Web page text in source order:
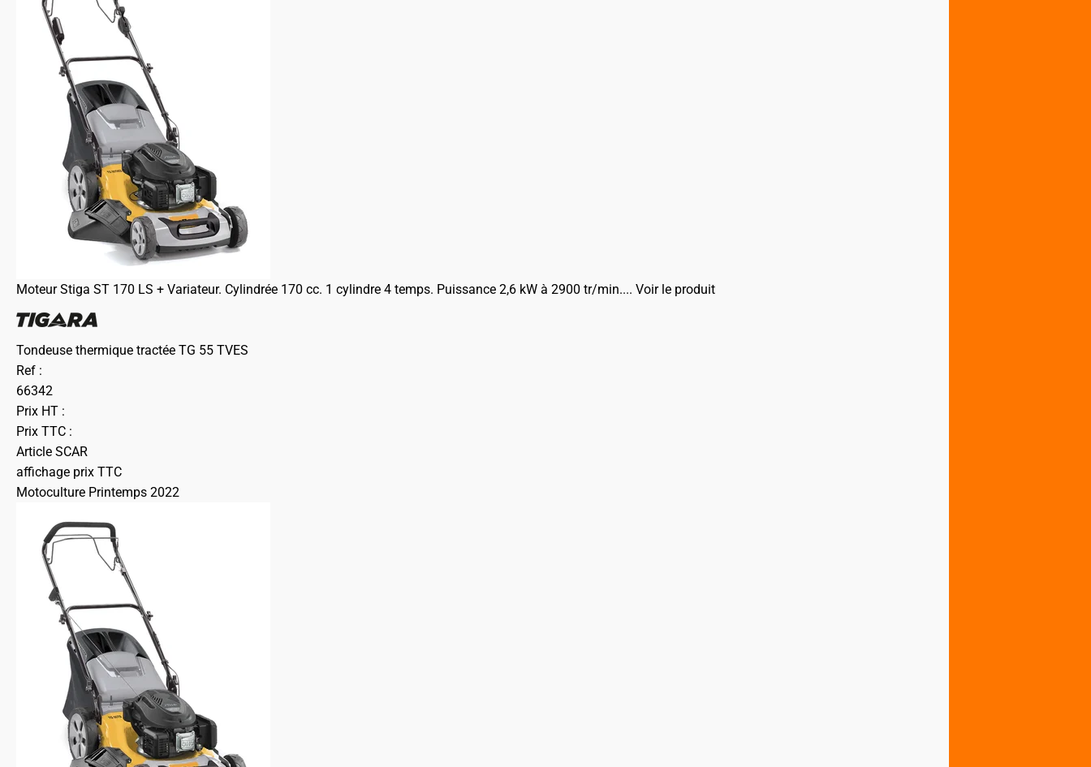
Moteur Stiga ST 170 LS + Variateur. Cylindrée 170 cc. 1 cylindre 4 temps. Puissance 2,6 kW à 2900 tr/min.... Voir le produit
Tondeuse thermique tractée TG 55 TVES
Ref :
66342
Prix HT :
Prix TTC :
Article SCAR
affichage prix TTC
Motoculture Printemps 2022